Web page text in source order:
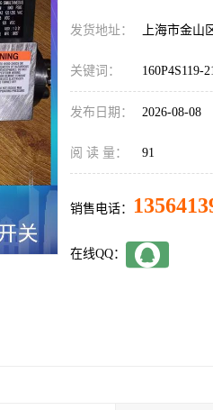
发货地址： 上海市金山
关键词： 160P4S119-
发布日期： 2026-08-08
阅 读 量： 91
销售电话：
在线QQ：